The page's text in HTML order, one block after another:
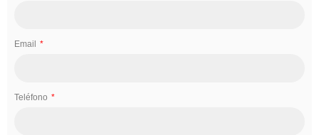
Email
Teléfono